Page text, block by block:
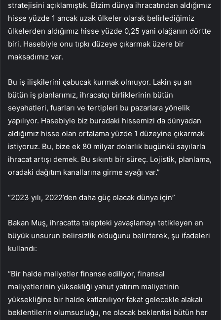
stratejisini açıklamıştık. Bizim dünya ihracatından aldığımız
hisse yüzde 1 ancak uzak ülkeler olarak belirlediğimiz
ülkelerden aldığımız hisse yüzde 0,25 yani olağanın dörtte
biri. Hasebiyle onu tıpkı düzeye çıkarmak üzere bir
maksadımız var.
Bu iş ilişkilerini çabucak kurmak olmuyor. Lakin şu an
bütün iş planlarımız, ihracatçı birliklerinin bütün
seyahatleri, fuarları ve tertipleri bu pazarlara yönelik
yapılıyor. Hasebiyle biz buradaki hissemizi da dünyadan
aldığımız hisse olan ortalama yüzde 1 düzeyine çıkarmak
istiyoruz. Bu, bize ek 80 milyar dolarlık bugünkü sayılarla
ihracat artışı demek. Bu sıkıntı bir süreç. Lojistik, planlama,
oradaki dağıtım kanallarına girme ayağı var.”
“2023 yılı, 2022’den daha güç olacak dünya için”
Bakan Muş, ihracatta talepteki yavaşlamayı tetikleyen en
büyük unsurun belirsizlik olduğunu belirterek, şu ifadeleri
kullandı:
“Bir halde maliyetler finanse ediliyor, finansal
maliyetlerinin yüksekliği yahut yatırım maliyetinin
yüksekliğine bir halde katlanılıyor fakat gelecekle alakalı
beklentilerin olumsuzluğu, ne olacak beklentisi bütün her